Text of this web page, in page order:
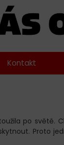
Kontakt
po světě.
Proto